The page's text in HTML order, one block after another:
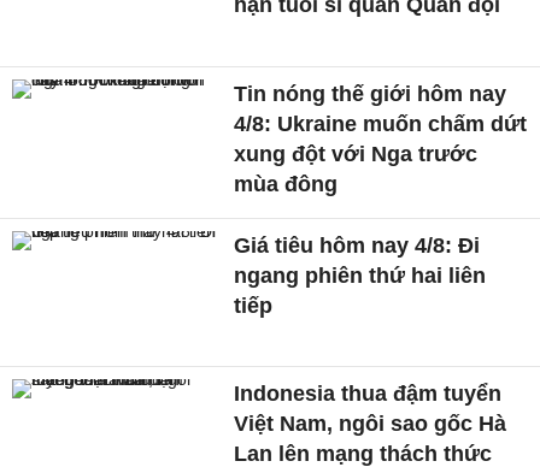
hạn tuổi sĩ quan Quân đội
Tin nóng thế giới hôm nay
4/8: Ukraine muốn chấm dứt
xung đột với Nga trước
mùa đông
Giá tiêu hôm nay 4/8: Đi
ngang phiên thứ hai liên
tiếp
Indonesia thua đậm tuyển
Việt Nam, ngôi sao gốc Hà
Lan lên mạng thách thức